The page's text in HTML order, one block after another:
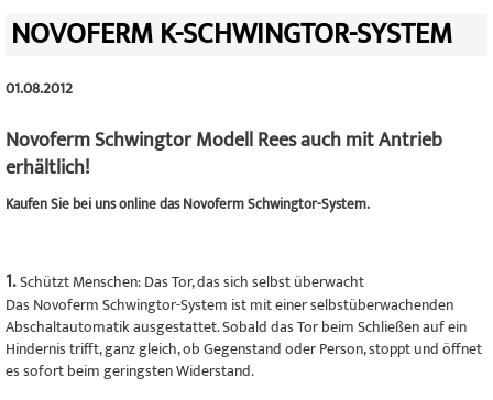
NOVOFERM K-SCHWINGTOR-SYSTEM
01.08.2012
Novoferm Schwingtor Modell Rees auch mit Antrieb
erhältlich!
Kaufen Sie bei uns online das Novoferm Schwingtor-System.
1.Schützt Menschen: Das Tor, das sich selbst überwacht
Das Novoferm Schwingtor-System ist mit einer selbstüberwachenden
Abschaltautomatik ausgestattet. Sobald das Tor beim Schließen auf ein
Hindernis trifft, ganz gleich, ob Gegenstand oder Person, stoppt und öffnet
es sofort beim geringsten Widerstand.